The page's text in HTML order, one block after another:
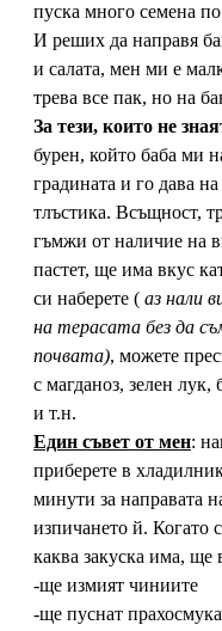
пуска много семена
И реших да направя
и салата, мен ми е
трева все пак, но на
За тези, които не
бурен, който баба ми
градината и го дава
тлъстика. Всъщност,
гъмжи от наличие на
пастет, ще има вкус
си наберете ( аз нали
на терасата без да
почвата), можете
с магданоз, зелен
и т.н.
Един съвет от мен:
приберете в
минути за направата
изпичането й. Когато
каква закуска има, ще
-ще измият чиниите
-ще пуснат